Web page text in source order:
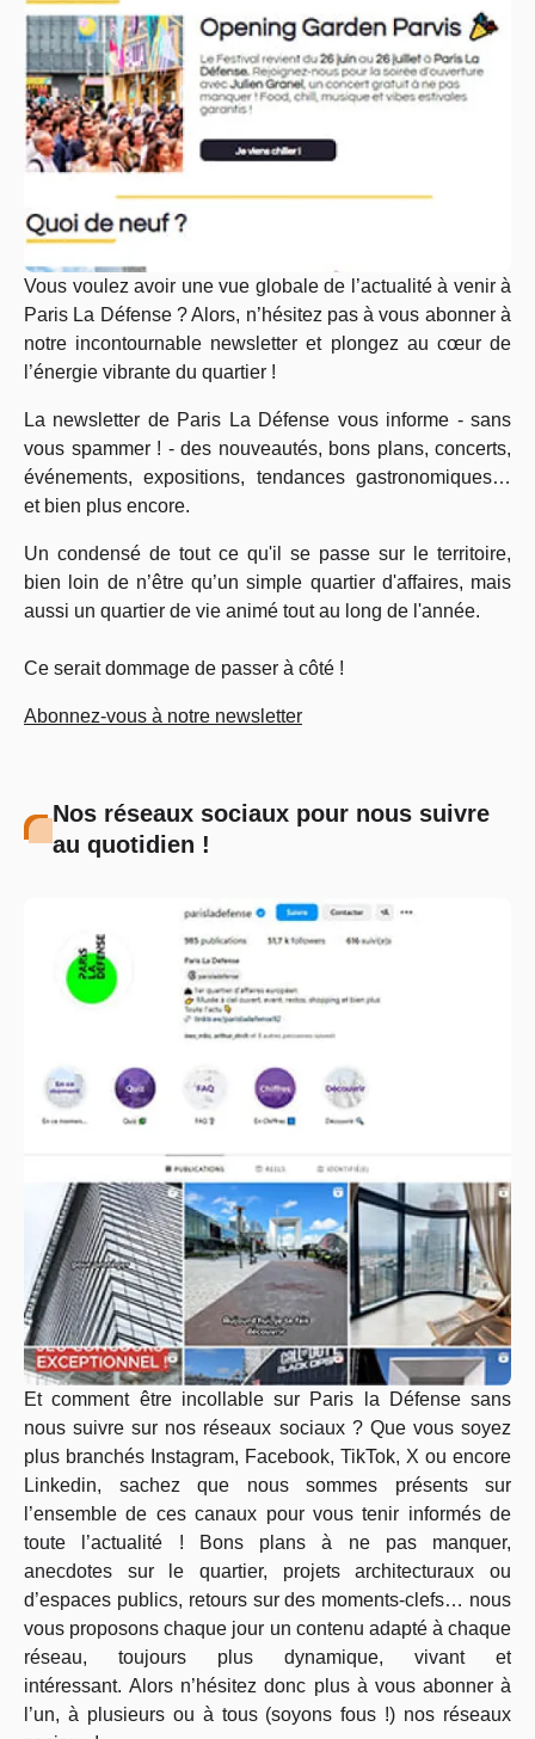
Vous voulez avoir une vue globale de l’actualité à venir à
Paris La Défense ? Alors, n’hésitez pas à vous abonner à
notre incontournable newsletter et plongez au cœur de
l’énergie vibrante du quartier !
La newsletter de Paris La Défense vous informe - sans
vous spammer ! - des nouveautés, bons plans, concerts,
événements, expositions, tendances gastronomiques…
et bien plus encore.
Un condensé de tout ce qu'il se passe sur le territoire,
bien loin de n’être qu’un simple quartier d'affaires, mais
aussi un quartier de vie animé tout au long de l'année.
Ce serait dommage de passer à côté !
Abonnez-vous à notre newsletter
Nos réseaux sociaux pour nous suivre
au quotidien !
Et comment être incollable sur Paris la Défense sans
nous suivre sur nos réseaux sociaux ? Que vous soyez
plus branchés Instagram, Facebook, TikTok, X ou encore
Linkedin, sachez que nous sommes présents sur
l’ensemble de ces canaux pour vous tenir informés de
toute l’actualité ! Bons plans à ne pas manquer,
anecdotes sur le quartier, projets architecturaux ou
d’espaces publics, retours sur des moments-clefs… nous
vous proposons chaque jour un contenu adapté à chaque
réseau, toujours plus dynamique, vivant et
intéressant. Alors n’hésitez donc plus à vous abonner à
l’un, à plusieurs ou à tous (soyons fous !) nos réseaux